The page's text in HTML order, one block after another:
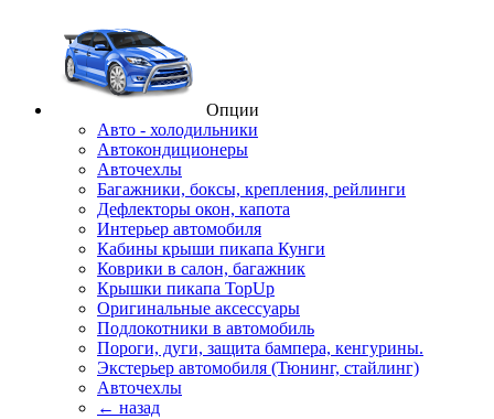
Опции
Авто - холодильники
Автокондиционеры
Авточехлы
Багажники, боксы, крепления, рейлинги
Дефлекторы окон, капота
Интерьер автомобиля
Кабины крыши пикапа Кунги
Коврики в салон, багажник
Крышки пикапа TopUp
Оригинальные аксессуары
Подлокотники в автомобиль
Пороги, дуги, защита бампера, кенгурины.
Экстерьер автомобиля (Тюнинг, стайлинг)
Авточехлы
← назад